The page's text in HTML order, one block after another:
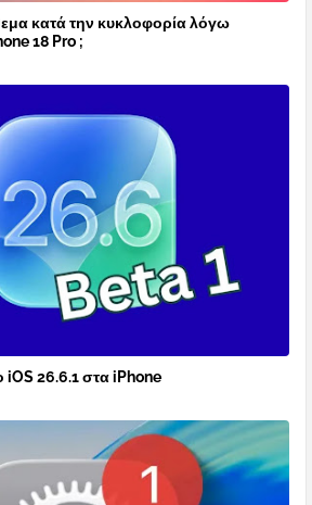
κατά την κυκλοφορία λόγω
18 Pro ;
iOS 26.6.1 στα iPhone